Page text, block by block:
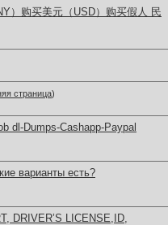
）购买美元（USD）购买假人 民
страница)
dl-Dumps-Cashapp-Paypal
варианты есть?
DRIVER’S LICENSE,ID,